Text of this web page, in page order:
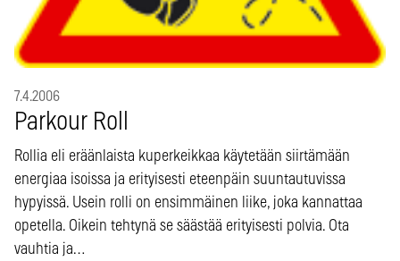
7.4.2006
Parkour Roll
Rollia eli eräänlaista kuperkeikkaa käytetään siirtämään
energiaa isoissa ja erityisesti eteenpäin suuntautuvissa
hypyissä. Usein rolli on ensimmäinen liike, joka kannattaa
opetella. Oikein tehtynä se säästää erityisesti polvia. Ota
vauhtia ja…